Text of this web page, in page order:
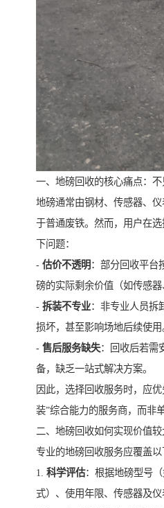
一、地磅回收的核心痛点：不
地磅通常由钢材、传感器、
于普通废铁。然而，用户在
下问题：
- 估价不透明：部分回收平台
磅的实际剩余价值（如传感器
- 拆装不专业：非专业人员拆
损坏，甚至影响场地后续使用
- 售后服务缺失：回收后若需
备，缺乏一站式解决方案。
因此，选择回收服务时，应
装”综合能力的服务商，而非
二、地磅回收如何实现价值较
专业的地磅回收服务应覆盖以
1. 科学评估：根据地磅型号
式）、使用年限、传感器及仪